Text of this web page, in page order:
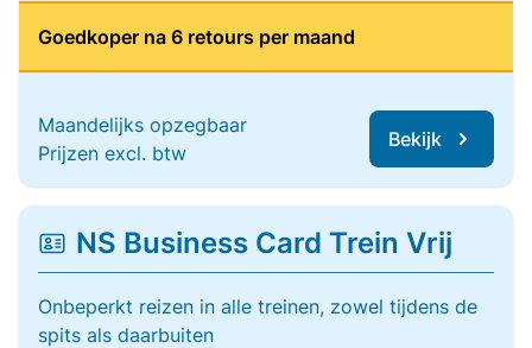
Goedkoper na 6 retours per maand
Maandelijks opzegbaar
Prijzen excl. btw
Bekijk
NS Business Card Trein Vrij
Onbeperkt reizen in alle treinen, zowel tijdens de
spits als daarbuiten